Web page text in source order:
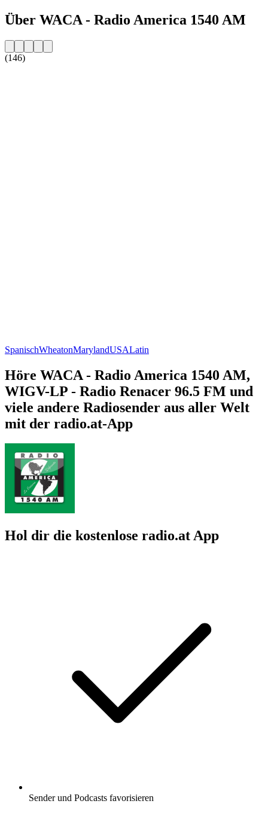
Über WACA - Radio America 1540 AM
(146)
SpanischWheatonMarylandUSALatin
Höre WACA - Radio America 1540 AM,
WIGV-LP - Radio Renacer 96.5 FM und
viele andere Radiosender aus aller Welt
mit der radio.at-App
Hol dir die kostenlose radio.at App
Sender und Podcasts favorisieren